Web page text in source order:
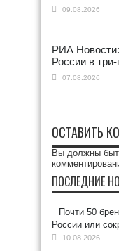
09.08.2026
РИА
России в
07.08.2026
ОСТАВИТЬ
Вы должны
ПОСЛЕДНИЕ
Почти 50
России или
10.08.2026